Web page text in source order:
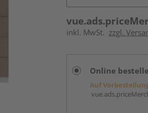
inkl. MwSt. zzgl.
Online
Auf